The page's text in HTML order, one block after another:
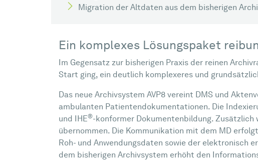
Migration der Altdaten aus dem bisherigen
Ein komplexes Lösungspaket
Im Gegensatz zur bisherigen Praxis der reinen
Start ging, ein deutlich komplexeres und
Das neue Archivsystem AVP8 vereint DMS und
ambulanten Patientendokumentationen. Die
und IHE®-konformer Dokumentenbildung.
übernommen. Die Kommunikation mit dem MD
Roh- und Anwendungsdaten sowie der elektronisch
dem bisherigen Archivsystem erhöht den